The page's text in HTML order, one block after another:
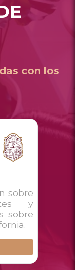
con los
sobre
y
sobre